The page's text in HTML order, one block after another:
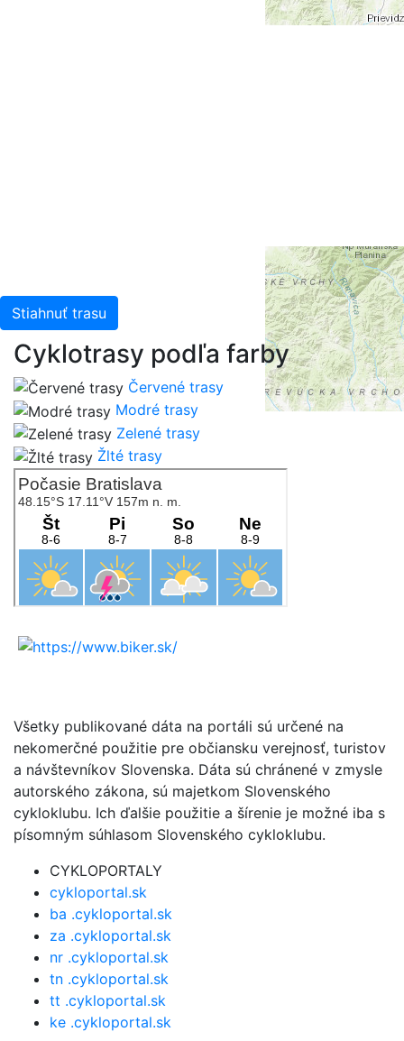
Stiahnuť trasu
Cyklotrasy podľa farby
Červené trasy
Modré trasy
Zelené trasy
Žlté trasy
Všetky publikované dáta na portáli sú určené na
nekomerčné použitie pre občiansku verejnosť, turistov
a návštevníkov Slovenska. Dáta sú chránené v zmysle
autorského zákona, sú majetkom Slovenského
cykloklubu. Ich ďalšie použitie a šírenie je možné iba s
písomným súhlasom Slovenského cykloklubu.
CYKLOPORTALY
cykloportal.sk
ba .cykloportal.sk
za .cykloportal.sk
nr .cykloportal.sk
tn .cykloportal.sk
tt .cykloportal.sk
ke .cykloportal.sk